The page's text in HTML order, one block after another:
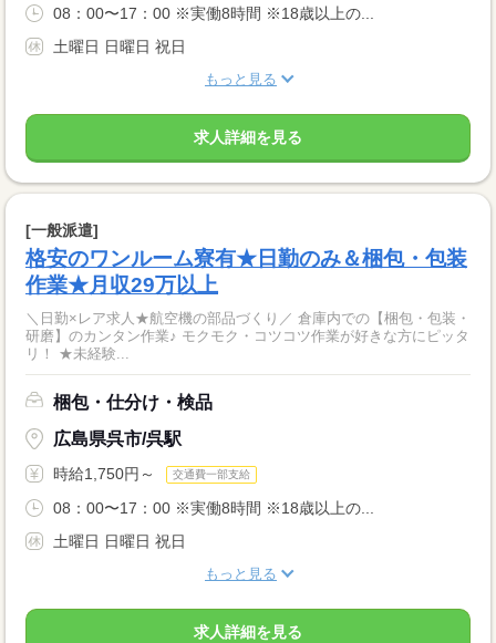
08：00〜17：00 ※実働8時間 ※18歳以上の...
土曜日 日曜日 祝日
もっと見る
求人詳細を見る
[一般派遣]
格安のワンルーム寮有★日勤のみ＆梱包・包装
作業★月収29万以上
＼日勤×レア求人★航空機の部品づくり／ 倉庫内での【梱包・包装・
研磨】のカンタン作業♪ モクモク・コツコツ作業が好きな方にピッタ
リ！ ★未経験...
梱包・仕分け・検品
広島県呉市/呉駅
時給1,750円～ 交通費一部支給
08：00〜17：00 ※実働8時間 ※18歳以上の...
土曜日 日曜日 祝日
もっと見る
求人詳細を見る